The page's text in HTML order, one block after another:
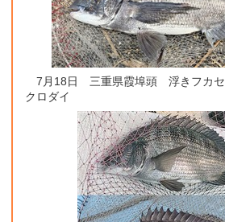
7月18日 三重県霞埠頭 浮きフカセ
クロダイ